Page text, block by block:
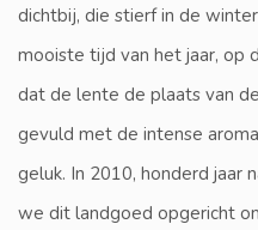
dichtbij, die stierf in de
mooiste tijd van het jaar, op
dat de lente de plaats van
gevuld met de intense
geluk. In 2010, honderd jaar
we dit landgoed opgericht